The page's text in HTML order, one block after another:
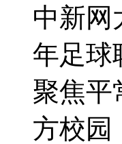
中新网
年足球
聚焦平
方校园